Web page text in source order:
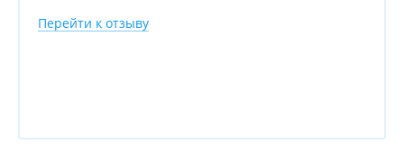
Перейти к отзыву